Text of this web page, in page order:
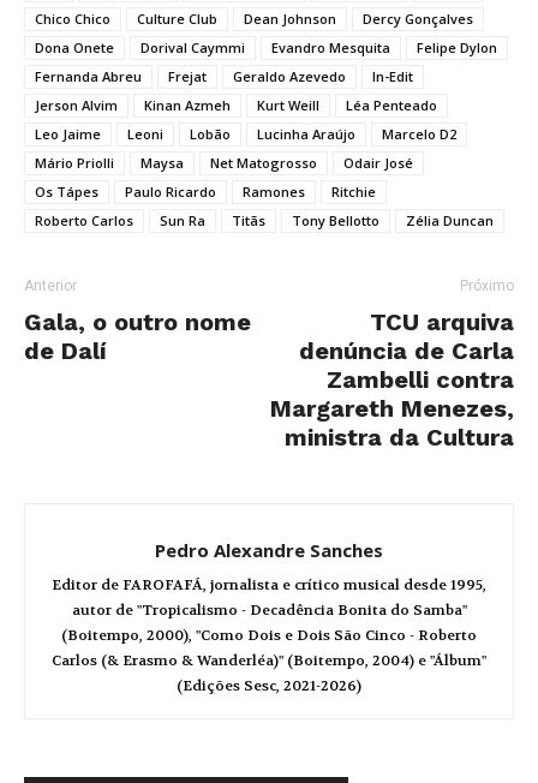
Chico Chico
Culture Club Dean Johnson
Dercy Gonçalves
Dona Onete
Dorival Caymmi Evandro Mesquita
Felipe Dylon
Fernanda Abreu
Frejat Geraldo Azevedo
In-Edit
Jerson Alvim
Kinan Azmeh Kurt Weill
Léa Penteado
Leo Jaime
Leoni Lobão Lucinha Araújo
Marcelo D2
Mário Priolli
Maysa Net Matogrosso
Odair José
Os Tápes
Paulo Ricardo Ramones
Ritchie
Roberto Carlos
Sun Ra Titãs Tony Bellotto Zélia Duncan
Anterior
Gala, o outro nome
de Dalí
Próximo
TCU arquiva
denúncia de Carla
Zambelli contra
Margareth Menezes,
ministra da Cultura
Pedro Alexandre Sanches
Editor de FAROFAFÁ, jornalista e crítico musical desde 1995,
autor de "Tropicalismo - Decadência Bonita do Samba"
(Boitempo, 2000), "Como Dois e Dois São Cinco - Roberto
Carlos (& Erasmo & Wanderléa)" (Boitempo, 2004) e "Álbum"
(Edições Sesc, 2021-2026)